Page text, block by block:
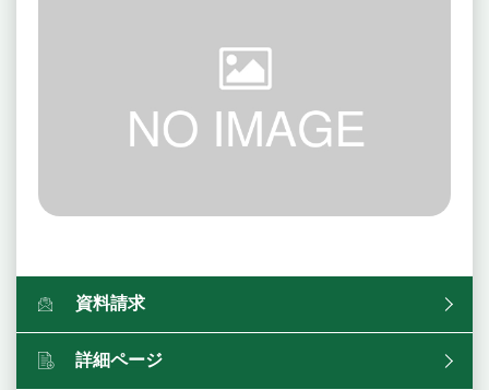
資料請求
詳細ページ